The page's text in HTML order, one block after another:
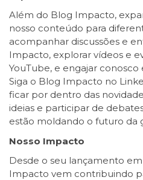
Além do Blog Impacto,
nosso conteúdo para
acompanhar discussões e
Impacto, explorar vídeos e
YouTube, e engajar conosco
Siga o Blog Impacto no
ficar por dentro das
ideias e participar de
estão moldando o futuro da
Nosso Impacto
Desde o seu lançamento
Impacto vem contribuindo